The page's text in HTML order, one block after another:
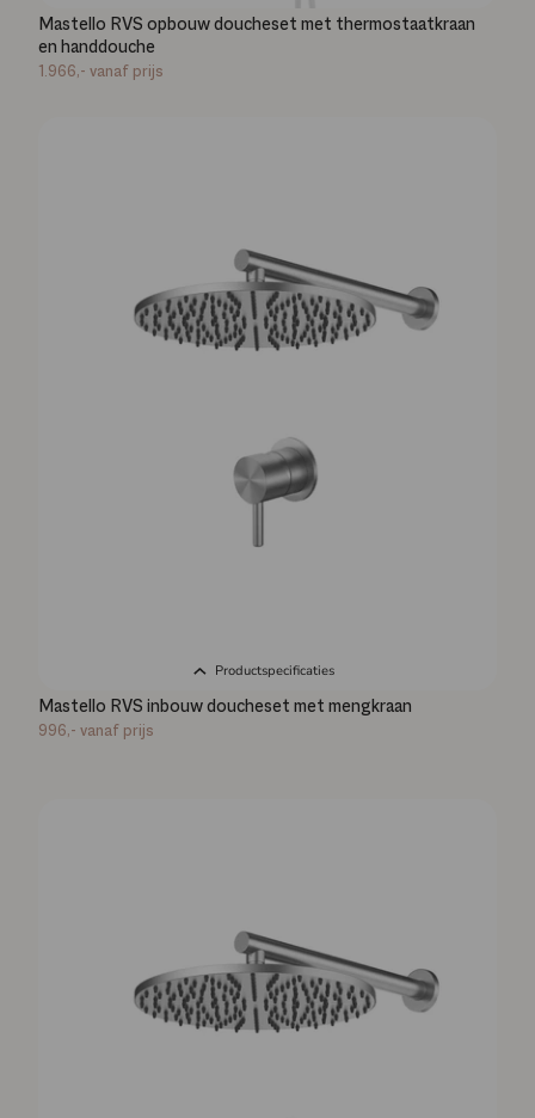
Mastello RVS opbouw doucheset met thermostaatkraan
en handdouche
1.966,- vanaf prijs
Productspecificaties
Mastello RVS inbouw doucheset met mengkraan
996,- vanaf prijs